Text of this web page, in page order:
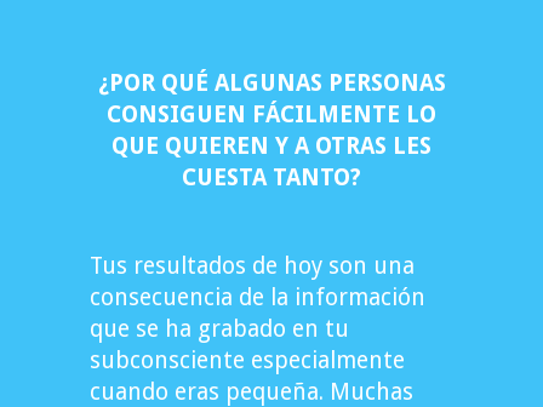
¿POR QUÉ ALGUNAS PERSONAS
CONSIGUEN FÁCILMENTE LO
QUE QUIEREN Y A OTRAS LES
CUESTA TANTO?
Tus resultados de hoy son una
consecuencia de la información
que se ha grabado en tu
subconsciente especialmente
cuando eras pequeña. Muchas